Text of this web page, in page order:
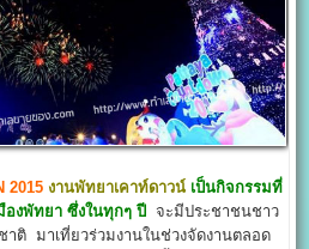
2015 งานพัทยาเคาท์ดาวน์ เป็นกิจกรรมที่
องพัทยา ซึ่งในทุกๆ ปี จะมีประชาชนชาว
าติ มาเที่ยวร่วมงานในช่วงจัดงานตลอด